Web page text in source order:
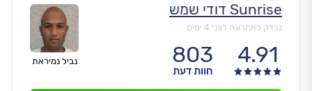
נביל נמיראת
Sunrise דודי שמש
נבדק לאחרונה לפני 4 ימים
4.91
803
חוות דעת